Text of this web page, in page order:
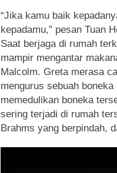
“Jika kamu baik
kepadamu,” pesan Tuan
Saat berjaga di rumah
mampir mengantar
Malcolm. Greta merasa
mengurus sebuah
memedulikan boneka
sering terjadi di rumah
Brahms yang berpindah,